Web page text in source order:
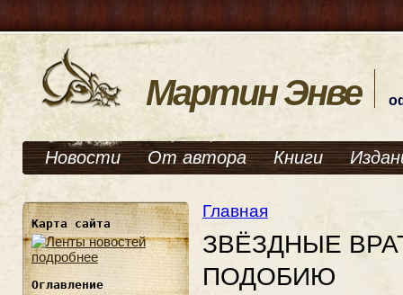
Мартин Энве
Новости От автора Книги
Карта сайта
подробнее
Оглавление
Главная
ЗВЁЗДНЫЕ
ПОДОБИЮ